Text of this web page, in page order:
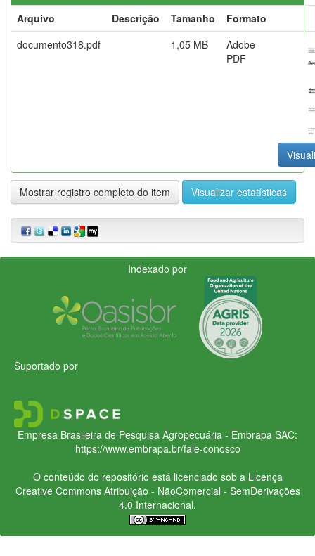
Arquivo
Descrição Tamanho
Formato
documento318.pdf
1,05 MB
Adobe
PDF
Mostrar registro completo do item Visualizar estatísticas
Indexado por
Suportado por
Empresa Brasileira de Pesquisa Agropecuária - Embrapa SAC:
https://www.embrapa.br/fale-conosco
O conteúdo do repositório está licenciado sob a Licença
Creative CommonsAtribuição - NãoComercial - SemDerivações
4.0 Internacional.